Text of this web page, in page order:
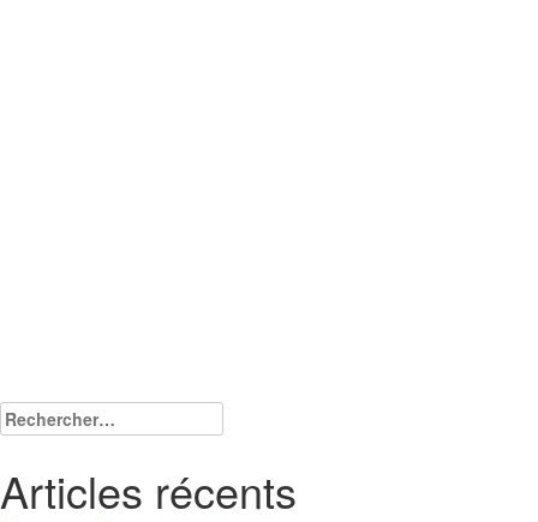
Rechercher :
Articles récents